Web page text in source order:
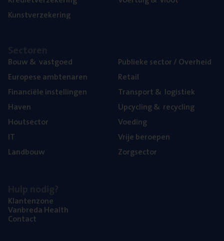
Kunst­ver­ze­ke­ring
Bouw& vastgoed
Euro­pe­se ambtenaren
Finan­ci­ë­le instellingen
Haven
Hout­sec­tor
IT
Land­bouw
Publie­ke sec­tor / Overheid
Retail
Trans­port& logistiek
Upcy­cling& recycling
Voe­ding
Vrije beroe­pen
Zorg­sec­tor
Klan­ten­zo­ne
Van­b­re­da Health
Con­tact